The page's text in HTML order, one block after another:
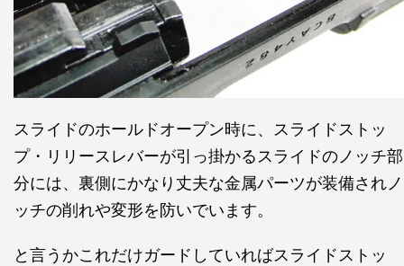
スライドのホールドオープン時に、スライドストッ
プ・リリースレバーが引っ掛かるスライドのノッチ部
分には、裏側にかなり丈夫な金属パーツが装備されノ
ッチの削れや変形を防いでいます。
と言うかこれだけガードしていればスライドストッ